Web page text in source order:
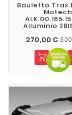
Bauletto Trax
Motech
Alluminio
270,00 €